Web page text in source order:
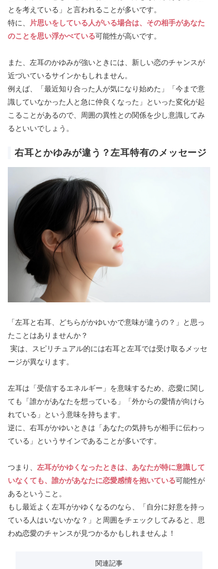
とを考えている」と言われることが多いです。
特に、
片思いをしている人がいる場合は、その相手があなた
のことを思い浮かべている可能性が高いです。
また、左耳のかゆみが強いときには、新しい恋のチャンスが
近づいているサインかもしれません。
例えば、「最近知り合った人が気になり始めた」「今まで意
識していなかった人と急に仲良くなった」といった変化が起
こることがあるので、周囲の異性との関係を少し意識してみ
るといいでしょう。
右耳とかゆみが違う？左耳特有のメッセージ
「左耳と右耳、どちらがかゆいかで意味が違うの？」と思っ
たことはありませんか？
実は、スピリチュアル的には右耳と左耳では受け取るメッセ
ージが異なります。
左耳は「受信するエネルギー」を意味するため、恋愛に関し
ても「誰かがあなたを想っている」「外からの愛情が向けら
れている」という意味を持ちます。
逆に、右耳がかゆいときは「あなたの気持ちが相手に伝わっ
ている」というサインであることが多いです。
つまり、 左耳がかゆくなったときは、あなたが特に意識して
いなくても、誰かがあなたに恋愛感情を抱いている可能性が
あるということ。
もし最近よく左耳がかゆくなるのなら、「自分に好意を持っ
ている人はいないかな？」と周囲をチェックしてみると、思
わぬ恋愛のチャンスが見つかるかもしれませんよ！
関連記事